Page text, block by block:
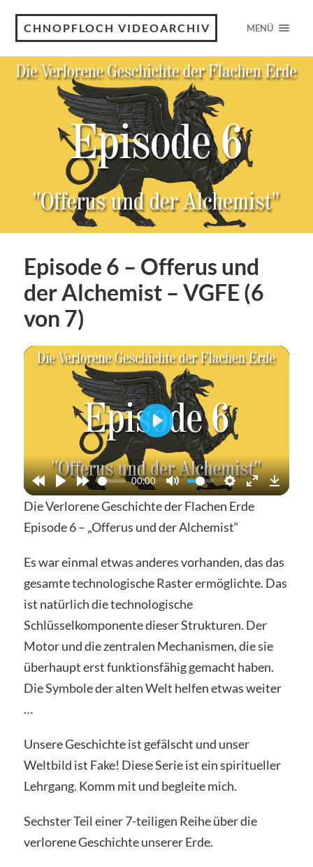
CHNOPFLOCH VIDEOARCHIV MENÜ
Episode 6 – Offerus und
der Alchemist – VGFE (6
von 7)
00:00
Abspielen
Die Verlorene Geschichte der Flachen Erde
Episode 6 – „Offerus und der Alchemist“
Es war einmal etwas anderes vorhanden, das das
gesamte technologische Raster ermöglichte. Das
ist natürlich die technologische
Schlüsselkomponente dieser Strukturen. Der
Motor und die zentralen Mechanismen, die sie
überhaupt erst funktionsfähig gemacht haben.
Die Symbole der alten Welt helfen etwas weiter
…
Unsere Geschichte ist gefälscht und unser
Weltbild ist Fake! Diese Serie ist ein spiritueller
Lehrgang. Komm mit und begleite mich.
Sechster Teil einer 7-teiligen Reihe über die
verlorene Geschichte unserer Erde.